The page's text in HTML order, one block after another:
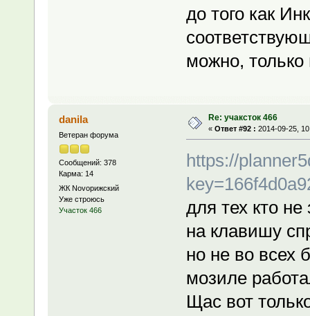
до того как
можно, только
danila
Ветеран форума
Сообщений: 378
Карма: 14
ЖК Novoрижский
Уже строюсь
Участок 466
Re: учаксток 466
« Ответ #92 : 2014-09-25,
https://
для тех кто
на клавишу
но не во всех
мозиле
Щас вот